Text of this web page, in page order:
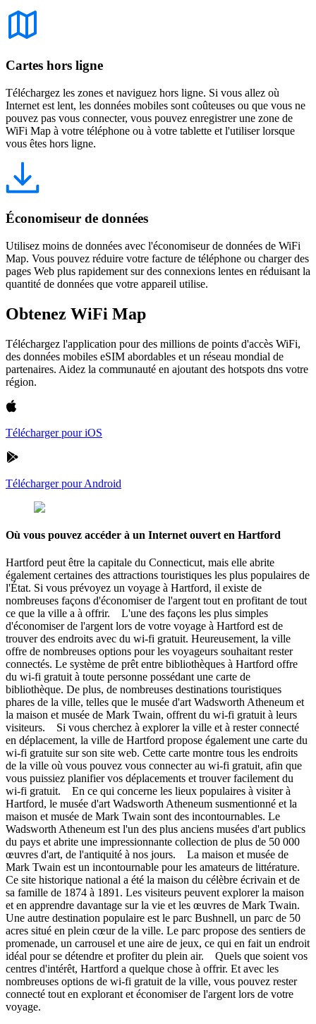
Cartes hors ligne
Téléchargez les zones et naviguez hors ligne. Si vous allez où
Internet est lent, les données mobiles sont coûteuses ou que vous ne
pouvez pas vous connecter, vous pouvez enregistrer une zone de
WiFi Map à votre téléphone ou à votre tablette et l'utiliser lorsque
vous êtes hors ligne.
Économiseur de données
Utilisez moins de données avec l'économiseur de données de WiFi
Map. Vous pouvez réduire votre facture de téléphone ou charger des
pages Web plus rapidement sur des connexions lentes en réduisant la
quantité de données que votre appareil utilise.
Obtenez WiFi Map
Téléchargez l'application pour des millions de points d'accès WiFi,
des données mobiles eSIM abordables et un réseau mondial de
partenaires. Aidez la communauté en ajoutant des hotspots dns votre
région.
Télécharger pour iOS
Télécharger pour Android
Où vous pouvez accéder à un Internet ouvert en Hartford
Hartford peut être la capitale du Connecticut, mais elle abrite
également certaines des attractions touristiques les plus populaires de
l'État. Si vous prévoyez un voyage à Hartford, il existe de
nombreuses façons d'économiser de l'argent tout en profitant de tout
ce que la ville a à offrir. L'une des façons les plus simples
d'économiser de l'argent lors de votre voyage à Hartford est de
trouver des endroits avec du wi-fi gratuit. Heureusement, la ville
offre de nombreuses options pour les voyageurs souhaitant rester
connectés. Le système de prêt entre bibliothèques à Hartford offre
du wi-fi gratuit à toute personne possédant une carte de
bibliothèque. De plus, de nombreuses destinations touristiques
phares de la ville, telles que le musée d'art Wadsworth Atheneum et
la maison et musée de Mark Twain, offrent du wi-fi gratuit à leurs
visiteurs. Si vous cherchez à explorer la ville et à rester connecté
en déplacement, la ville de Hartford propose également une carte du
wi-fi gratuite sur son site web. Cette carte montre tous les endroits
de la ville où vous pouvez vous connecter au wi-fi gratuit, afin que
vous puissiez planifier vos déplacements et trouver facilement du
wi-fi gratuit. En ce qui concerne les lieux populaires à visiter à
Hartford, le musée d'art Wadsworth Atheneum susmentionné et la
maison et musée de Mark Twain sont des incontournables. Le
Wadsworth Atheneum est l'un des plus anciens musées d'art publics
du pays et abrite une impressionnante collection de plus de 50 000
œuvres d'art, de l'antiquité à nos jours. La maison et musée de
Mark Twain est un incontournable pour les amateurs de littérature.
Ce site historique national a été la maison du célèbre écrivain et de
sa famille de 1874 à 1891. Les visiteurs peuvent explorer la maison
et en apprendre davantage sur la vie et les œuvres de Mark Twain.
Une autre destination populaire est le parc Bushnell, un parc de 50
acres situé en plein cœur de la ville. Le parc propose des sentiers de
promenade, un carrousel et une aire de jeux, ce qui en fait un endroit
idéal pour se détendre et profiter du plein air. Quels que soient vos
centres d'intérêt, Hartford a quelque chose à offrir. Et avec les
nombreuses options de wi-fi gratuit de la ville, vous pouvez rester
connecté tout en explorant et économiser de l'argent lors de votre
voyage.